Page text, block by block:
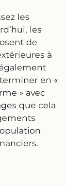
les
les
de
à
en «
» avec
que cela